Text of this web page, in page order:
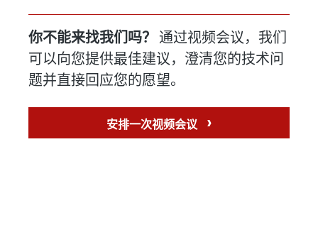
你不能来找我们吗？ 通过视频会议，我们
可以向您提供最佳建议，澄清您的技术问
题并直接回应您的愿望。
安排一次视频会议 ›